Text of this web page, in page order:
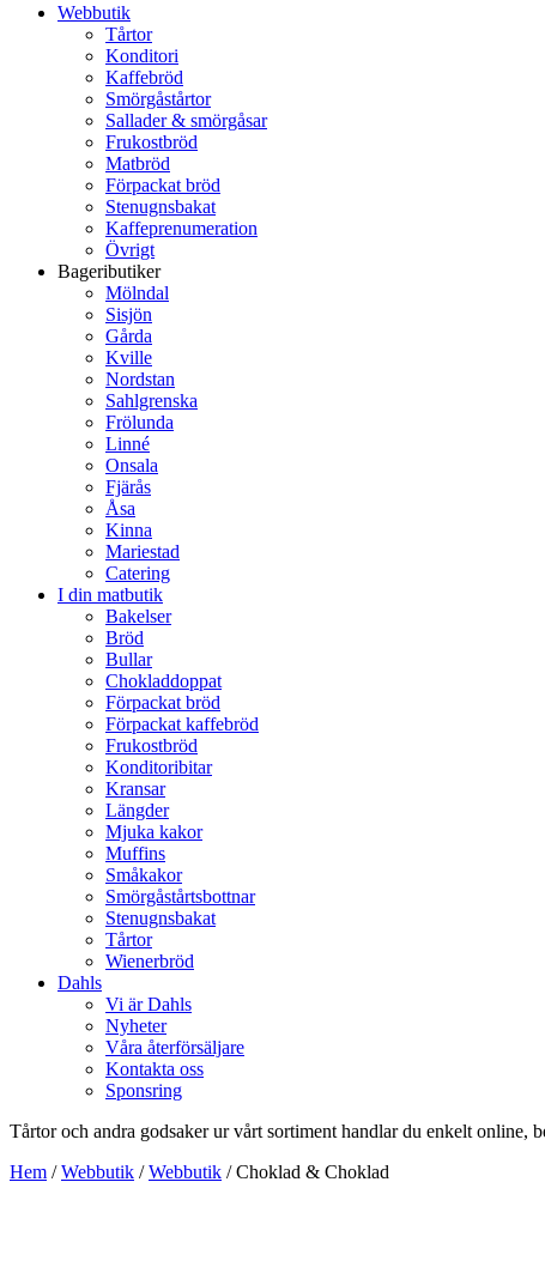
Webbutik
Tårtor
Konditori
Kaffebröd
Smörgåstårtor
Sallader & smörgåsar
Frukostbröd
Matbröd
Förpackat bröd
Stenugnsbakat
Kaffeprenumeration
Övrigt
Bageributiker
Mölndal
Sisjön
Gårda
Kville
Nordstan
Sahlgrenska
Frölunda
Linné
Onsala
Fjärås
Åsa
Kinna
Mariestad
Catering
I din matbutik
Bakelser
Bröd
Bullar
Chokladdoppat
Förpackat bröd
Förpackat kaffebröd
Frukostbröd
Konditoribitar
Kransar
Längder
Mjuka kakor
Muffins
Småkakor
Smörgåstårtsbottnar
Stenugnsbakat
Tårtor
Wienerbröd
Dahls
Vi är Dahls
Nyheter
Våra återförsäljare
Kontakta oss
Sponsring
Tårtor och andra godsaker ur vårt sortiment handlar du enkelt online,
Hem /Webbutik /Webbutik / Choklad & Choklad